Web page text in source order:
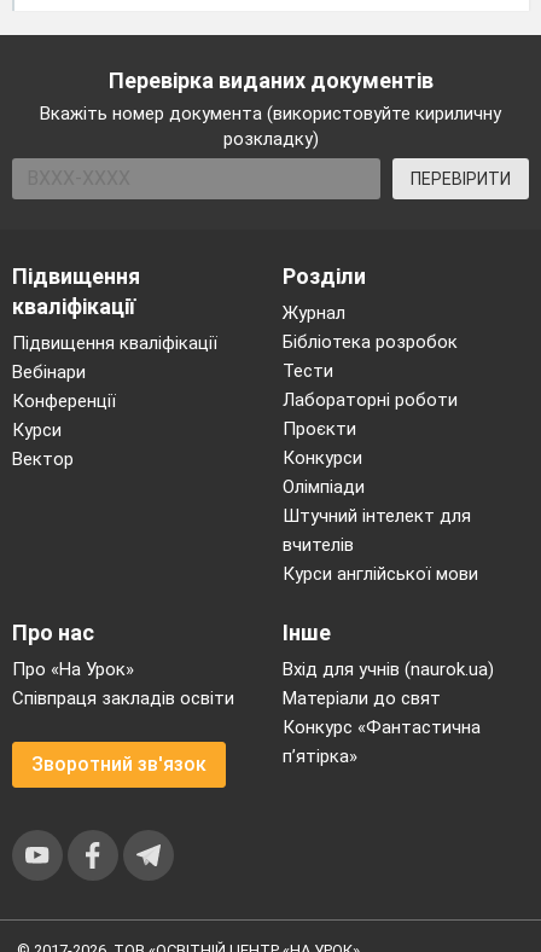
Перевірка виданих документів
Вкажіть номер документа (використовуйте кириличну
розкладку)
ПЕРЕВІРИТИ
Підвищення
кваліфікації
Підвищення кваліфікації
Вебінари
Конференції
Курси
Вектор
Розділи
Журнал
Бібліотека розробок
Тести
Лабораторні роботи
Проєкти
Конкурси
Олімпіади
Штучний інтелект для
вчителів
Курси англійської мови
Про нас
Про «На Урок»
Співпраця закладів освіти
Зворотний зв'язок
Інше
Вхід для учнів (naurok.ua)
Матеріали до свят
Конкурс «Фантастична
п’ятірка»